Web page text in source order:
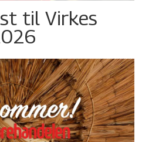
til Virkes